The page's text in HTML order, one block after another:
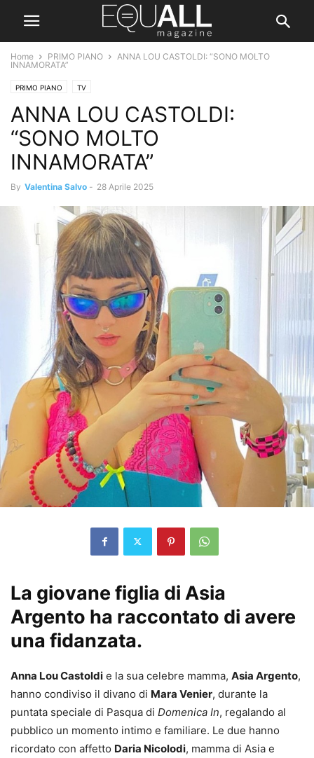
Home PRIMO PIANO
ANNA LOU CASTOLDI: “SONO MOLTO
INNAMORATA”
PRIMO PIANO TV
ANNA LOU CASTOLDI:
“SONO MOLTO
INNAMORATA”
By Valentina Salvo - 28 Aprile 2025
La giovane figlia di Asia
Argento ha raccontato di avere
una fidanzata.
Anna Lou Castoldi e la sua celebre mamma, Asia Argento,
hanno condiviso il divano di Mara Venier, durante la
puntata speciale di Pasqua di Domenica In, regalando al
pubblico un momento intimo e familiare. Le due hanno
ricordato con affetto Daria Nicolodi, mamma di Asia e